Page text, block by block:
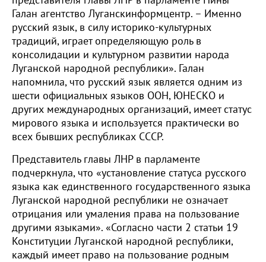
Галан агентство Луганскинформцентр. – Именно
русский язык, в силу историко-культурных
традиций, играет определяющую роль в
консолидации и культурном развитии народа
Луганской народной республики». Галан
напомнила, что русский язык является одним из
шести официальных языков ООН, ЮНЕСКО и
других международных организаций, имеет статус
мирового языка и используется практически во
всех бывших республиках СССР.
Представитель главы ЛНР в парламенте
подчеркнула, что «установление статуса русского
языка как единственного государственного языка
Луганской народной республики не означает
отрицания или умаления права на пользование
другими языками». «Согласно части 2 статьи 19
Конституции Луганской народной республики,
каждый имеет право на пользование родным